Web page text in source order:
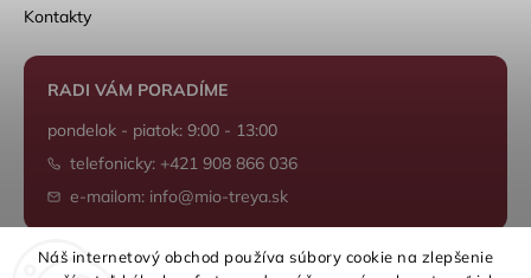
Náš internetový obchod používa súbory cookie na zlepšenie
Kontakty
RADI VÁM PORADÍME
pondelok - piatok: 9:00 - 13:00
telefonicky: +421 908 866 036
e-mailom: info@mio-treya.sk